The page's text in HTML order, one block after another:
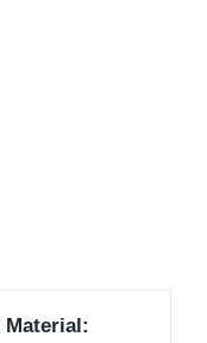
Danke & Mitbringsel
Material: